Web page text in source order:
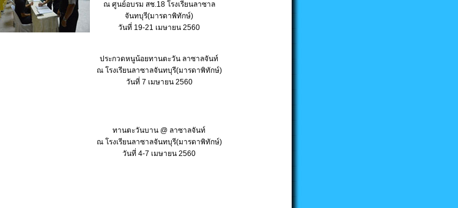
ณ ศูนย์อบรม สช.18 โรงเรียนลาซาล
จันทบุรี(มารดาพิทักษ์)
วันที่ 19-21 เมษายน 2560
ประกวดหนูน้อยทานตะวัน ลาซาลจันท์
ณ โรงเรียนลาซาลจันทบุรี(มารดาพิทักษ์)
วันที่ 7 เมษายน 2560
ทานตะวันบาน @ ลาซาลจันท์
ณ โรงเรียนลาซาลจันทบุรี(มารดาพิทักษ์)
วันที่ 4-7 เมษายน 2560